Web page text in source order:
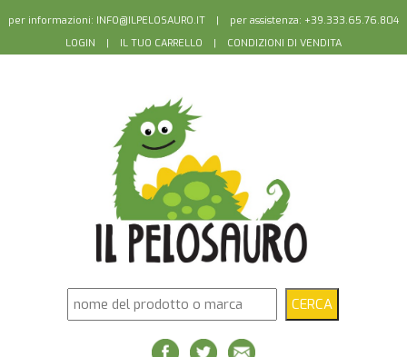
per informazioni: INFO@ILPELOSAURO.IT | per assistenza: +39.333.65.76.804
LOGIN | IL TUO CARRELLO | CONDIZIONI DI VENDITA